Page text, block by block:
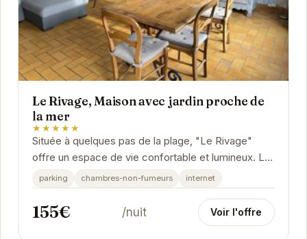
Le Rivage, Maison avec jardin proche de
la mer
★★★★★
Située à quelques pas de la plage, "Le Rivage"
offre un espace de vie confortable et lumineux. La
maison dispose d'un jardin privé idéal pour les...
parking chambres-non-fumeurs internet
155€ /nuit Voir l'offre